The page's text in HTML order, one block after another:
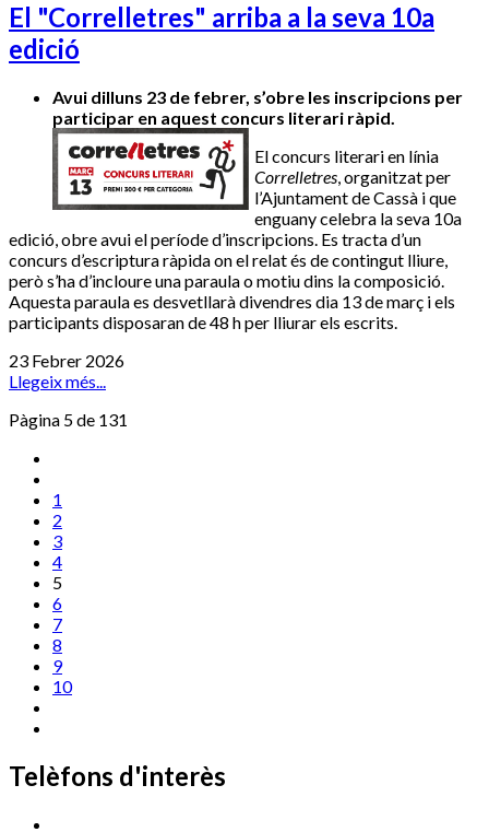
El "Correlletres" arriba a la seva 10a
edició
Avui dilluns 23 de febrer, s’obre les inscripcions per
participar en aquest concurs literari ràpid.
El concurs literari en línia
Correlletres, organitzat per
l’Ajuntament de Cassà i que
enguany celebra la seva 10a
edició, obre avui el període d’inscripcions. Es tracta d’un
concurs d’escriptura ràpida on el relat és de contingut lliure,
però s’ha d’incloure una paraula o motiu dins la composició.
Aquesta paraula es desvetllarà divendres dia 13 de març i els
participants disposaran de 48 h per lliurar els escrits.
23 Febrer 2026
Llegeix més...
Pàgina 5 de 131
1
2
3
4
5
6
7
8
9
10
Telèfons d'interès